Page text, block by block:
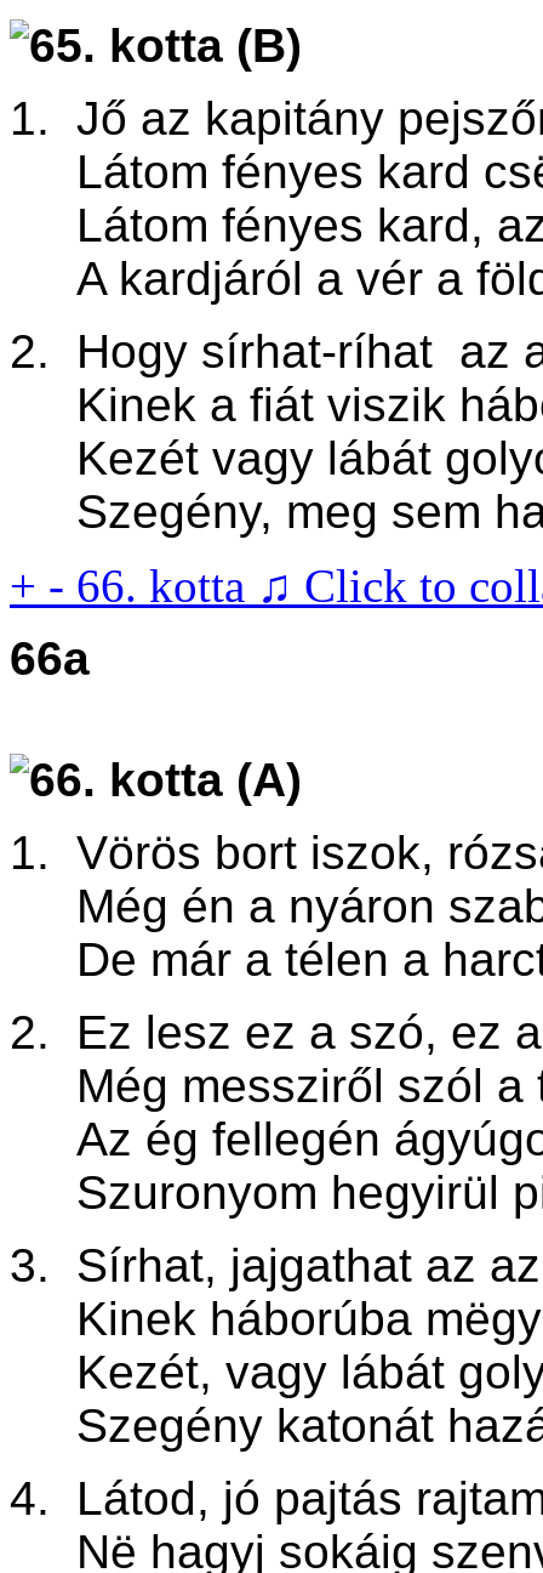
1. Jő az kapitány
Látom fényes kard
Látom fényes kard,
A kardjáról a vér a
2. Hogy sírhat-ríhat az
Kinek a fiát viszik
Kezét vagy lábát
Szegény, meg sem
+ - 66. kotta ♫ Click to
66a
1. Vörös bort iszok,
Még én a nyáron
De már a télen a
2. Ez lesz ez a szó, ez
Még messziről szól a
Az ég fellegén
Szuronyom hegyirül
3. Sírhat, jajgathat az
Kinek háborúba më
Kezét, vagy lábát
Szegény katonát
4. Látod, jó pajtás
Në hagyj sokáig